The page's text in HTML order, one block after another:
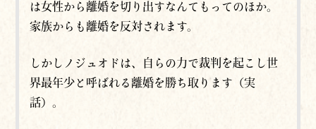
は女性から離婚を切り出すなんてもってのほか。
家族からも離婚を反対されます。
しかしノジュオドは、自らの力で裁判を起こし世
界最年少と呼ばれる離婚を勝ち取ります（実
話）。